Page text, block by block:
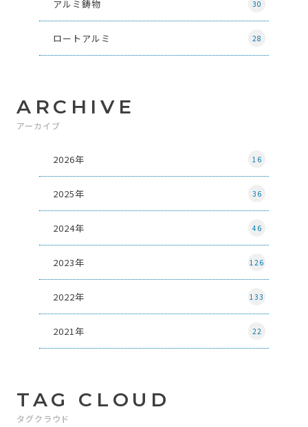
アルミ鋳物 30
ロートアルミ 28
ARCHIVE
アーカイブ
2026年 16
2025年 36
2024年 46
2023年 126
2022年 133
2021年 22
TAG CLOUD
タグクラウド